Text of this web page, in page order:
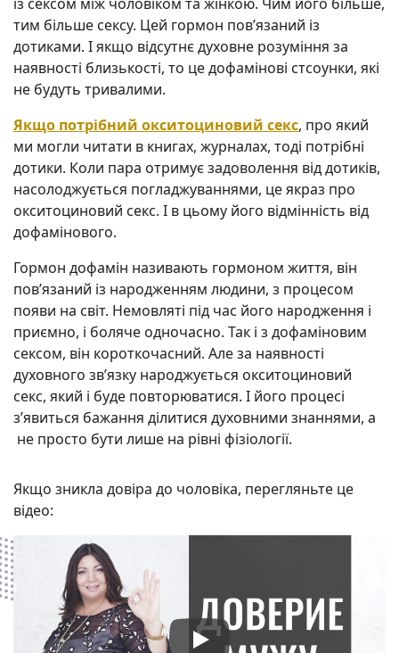
тим більше сексу. Цей гормон пов’язаний із
дотиками. І якщо відсутнє духовне розуміння за
наявності близькості, то це дофамінові стсоунки, які
не будуть тривалими.
Якщо потрібний окситоциновий секс, про який
ми могли читати в книгах, журналах, тоді потрібні
дотики. Коли пара отримує задоволення від дотиків,
насолоджується погладжуваннями, це якраз про
окситоциновий секс. І в цьому його відмінність від
дофамінового.
Гормон дофамін називають гормоном життя, він
пов’язаний із народженням людини, з процесом
появи на світ. Немовляті під час його народження і
приємно, і боляче одночасно. Так і з дофаміновим
сексом, він короткочасний. Але за наявності
духовного зв’язку народжується окситоциновий
секс, який і буде повторюватися. І його процесі
з’явиться бажання ділитися духовними знаннями, а
не просто бути лише на рівні фізіології.
Якщо зникла довіра до чоловіка, перегляньте це
відео: